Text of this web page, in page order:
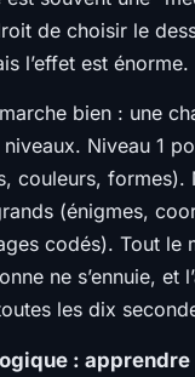
de choisir le
l’effet est énorme.
bien : une
Niveau 1
couleurs, formes).
(énigmes,
codés). Tout le
ne s’ennuie, et
les dix
: